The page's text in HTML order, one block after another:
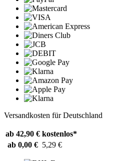
Versandkosten für Deutschland
ab 42,90 € kostenlos*
ab 0,00 € 5,29 €